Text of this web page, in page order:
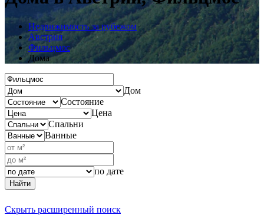
Недвижимость за рубежом
Австрия
Фильцмос
Дома
Дом
Состояние
Цена
Спальни
Ванные
по дате
Найти
Скрыть расширенный поиск